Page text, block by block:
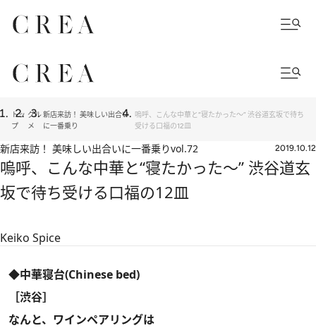
トッ
プ
グル
メ
新店来訪！ 美味しい出合い
に一番乗り
嗚呼、こんな中華と“寝たかった～” 渋谷道玄坂で待ち
受ける口福の12皿
新店来訪！ 美味しい出合いに一番乗りvol.72 2019.10.12
嗚呼、こんな中華と“寝たかった～” 渋谷道玄
坂で待ち受ける口福の12皿
Keiko Spice
◆中華寝台(Chinese bed)
［渋谷］
なんと、ワインペアリングは